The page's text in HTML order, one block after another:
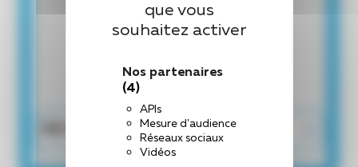
que vous
souhaitez activer
Nos partenaires
(4)
APIs
Mesure d'audience
Réseaux sociaux
Vidéos